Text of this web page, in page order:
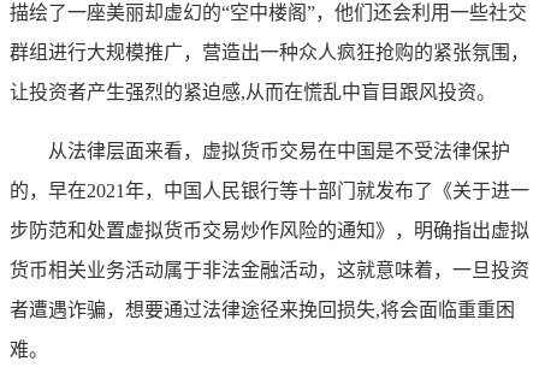
描绘了一座美丽却虚幻的“空中楼阁”，他们还会利用一些社交
群组进行大规模推广，营造出一种众人疯狂抢购的紧张氛围，
让投资者产生强烈的紧迫感,从而在慌乱中盲目跟风投资。
从法律层面来看，虚拟货币交易在中国是不受法律保护
的，早在2021年，中国人民银行等十部门就发布了《关于进一
步防范和处置虚拟货币交易炒作风险的通知》，明确指出虚拟
货币相关业务活动属于非法金融活动，这就意味着，一旦投资
者遭遇诈骗，想要通过法律途径来挽回损失,将会面临重重困
难。